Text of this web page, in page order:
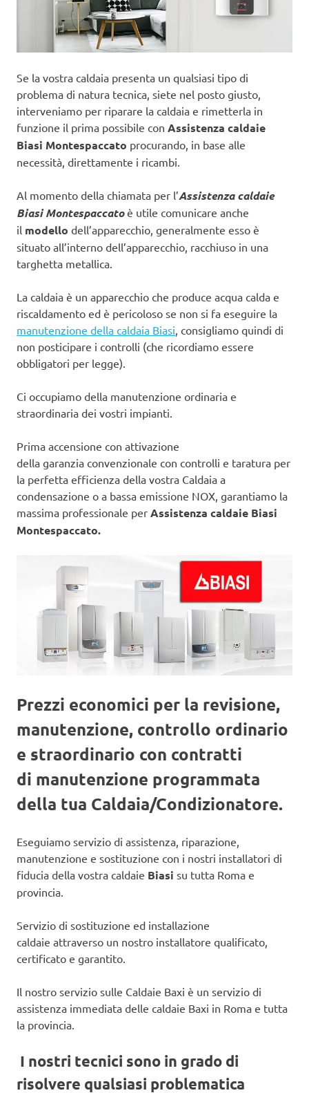
Se la vostra caldaia presenta un qualsiasi tipo di
problema di natura tecnica, siete nel posto giusto,
interveniamo per riparare la caldaia e rimetterla in
funzione il prima possibile con Assistenza caldaie
Biasi Montespaccato procurando, in base alle
necessità, direttamente i ricambi.
Al momento della chiamata per l’Assistenza caldaie
Biasi Montespaccatoè utile comunicare anche
il modello dell’apparecchio, generalmente esso è
situato all’interno dell’apparecchio, racchiuso in una
targhetta metallica.
La caldaia è un apparecchio che produce acqua calda e
riscaldamento ed è pericoloso se non si fa eseguire la
manutenzione della caldaia Biasi , consigliamo quindi di
non posticipare i controlli (che ricordiamo essere
obbligatori per legge).
Ci occupiamo della manutenzione ordinaria e
straordinaria dei vostri impianti.
Prima accensione con attivazione
della garanzia convenzionale con controlli e taratura per
la perfetta efficienza della vostra Caldaia a
condensazione o a bassa emissione NOX, garantiamo la
massima professionale per Assistenza caldaie Biasi
Montespaccato.
Prezzi economici per la revisione,
manutenzione, controllo ordinario
e straordinario con contratti
di manutenzione programmata
della tua Caldaia/Condizionatore.
Eseguiamo servizio di assistenza, riparazione,
manutenzione e sostituzione con i nostri installatori di
fiducia della vostra caldaie Biasi su tutta Roma e
provincia.
Servizio di sostituzione ed installazione
caldaie attraverso un nostro installatore qualificato,
certificato e garantito.
Il nostro servizio sulle Caldaie Baxi è un servizio di
assistenza immediata delle caldaie Baxi in Roma e tutta
la provincia.
I nostri tecnici sono in grado di
risolvere qualsiasi problematica